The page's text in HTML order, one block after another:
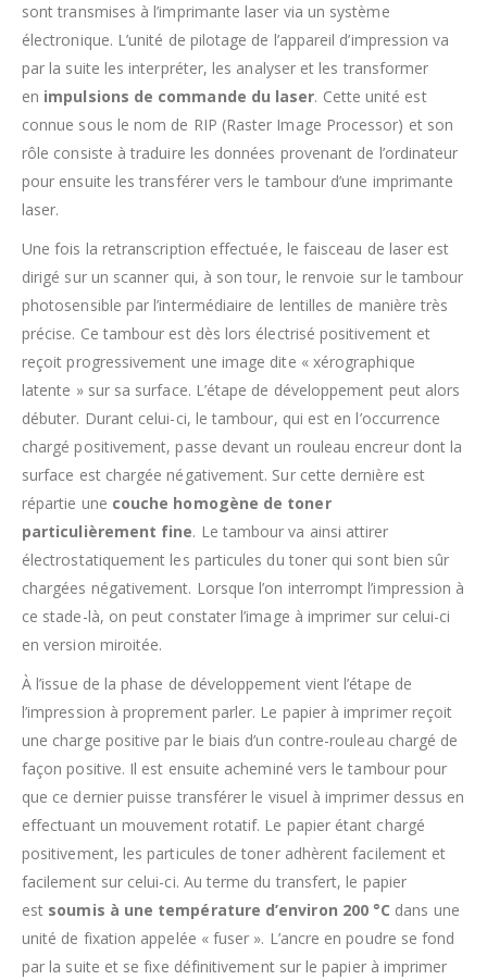
sont transmises à l’imprimante laser via un système
électronique. L’unité de pilotage de l’appareil d’impression va
par la suite les interpréter, les analyser et les transformer
en impulsions de commande du laser. Cette unité est
connue sous le nom de RIP (Raster Image Processor) et son
rôle consiste à traduire les données provenant de l’ordinateur
pour ensuite les transférer vers le tambour d’une imprimante
laser.
Une fois la retranscription effectuée, le faisceau de laser est
dirigé sur un scanner qui, à son tour, le renvoie sur le tambour
photosensible par l’intermédiaire de lentilles de manière très
précise. Ce tambour est dès lors électrisé positivement et
reçoit progressivement une image dite « xérographique
latente » sur sa surface. L’étape de développement peut alors
débuter. Durant celui-ci, le tambour, qui est en l’occurrence
chargé positivement, passe devant un rouleau encreur dont la
surface est chargée négativement. Sur cette dernière est
répartie une couche homogène de toner
particulièrement fine. Le tambour va ainsi attirer
électrostatiquement les particules du toner qui sont bien sûr
chargées négativement. Lorsque l’on interrompt l’impression à
ce stade-là, on peut constater l’image à imprimer sur celui-ci
en version miroitée.
À l’issue de la phase de développement vient l’étape de
l’impression à proprement parler. Le papier à imprimer reçoit
une charge positive par le biais d’un contre-rouleau chargé de
façon positive. Il est ensuite acheminé vers le tambour pour
que ce dernier puisse transférer le visuel à imprimer dessus en
effectuant un mouvement rotatif. Le papier étant chargé
positivement, les particules de toner adhèrent facilement et
facilement sur celui-ci. Au terme du transfert, le papier
est soumis à une température d’environ 200 °C dans une
unité de fixation appelée « fuser ». L’ancre en poudre se fond
par la suite et se fixe définitivement sur le papier à imprimer